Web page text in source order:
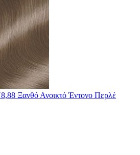
Ξανθό Ανοικτό Έντονο Περλέ